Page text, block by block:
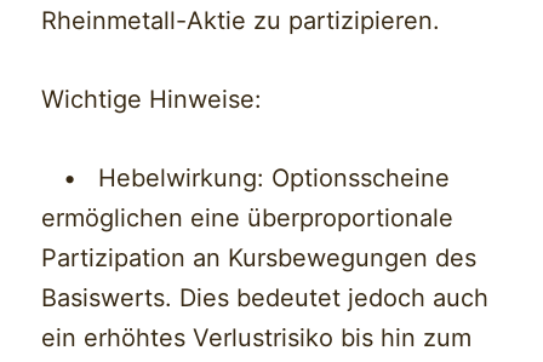
Rheinmetall-Aktie zu partizipieren.
Wichtige Hinweise:
• Hebelwirkung: Optionsscheine
ermöglichen eine überproportionale
Partizipation an Kursbewegungen des
Basiswerts. Dies bedeutet jedoch auch
ein erhöhtes Verlustrisiko bis hin zum